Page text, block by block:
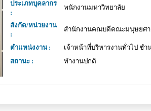
ประเภทบุคลากร
:
พนักงานมหาวิทยาลัย
สังกัด/หน่วยงาน
:
สำนักงานคณบดีคณะมนุษยศา
ตำแหน่งงาน :
เจ้าหน้าที่บริหารงานทั่วไป ชำ
สถานะ :
ทำงานปกติ